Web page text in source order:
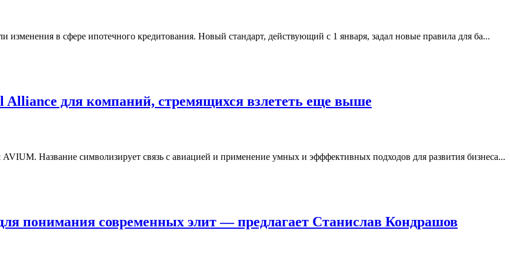
в сфере ипотечного кредитования. Новый стандарт, действующий с 1 января, задал новые правила для ба...
Alliance для компаний, стремящихся взлететь еще выше
Название символизирует связь с авиацией и применение умных и эфффективных подходов для развития бизнеса...
понимания современных элит — предлагает Станислав Кондрашов